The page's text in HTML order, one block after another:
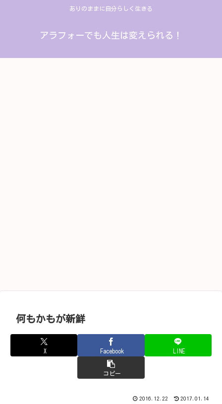
ありのままに自分らしく生きる
アラフォーでも人生は変えられる！
何もかもが新鮮
X Facebook LINE
コピー
2016.12.22 2017.01.14